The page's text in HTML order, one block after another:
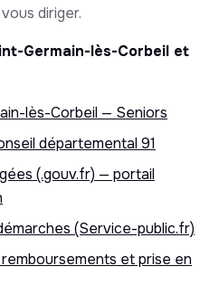
diriger.
Germain-lès-Corbeil et
lès-Corbeil — Seniors
départemental 91
(.gouv.fr) — portail
(Service-public.fr)
et prise en